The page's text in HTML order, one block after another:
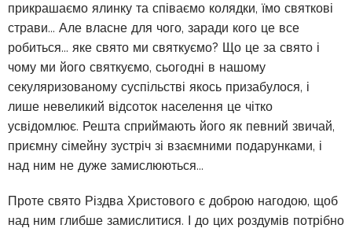
прикрашаємо ялинку та співаємо колядки, їмо святкові
страви... Але власне для чого, заради кого це все
робиться... яке свято ми святкуємо? Що це за свято і
чому ми його святкуємо, сьогодні в нашому
секуляризованому суспільстві якось призабулося, і
лише невеликий відсоток населення це чітко
усвідомлює. Решта сприймають його як певний звичай,
приємну сімейну зустріч зі взаємними подарунками, і
над ним не дуже замислюються...
Проте свято Різдва Христового є доброю нагодою, щоб
над ним глибше замислитися. І до цих роздумів потрібно